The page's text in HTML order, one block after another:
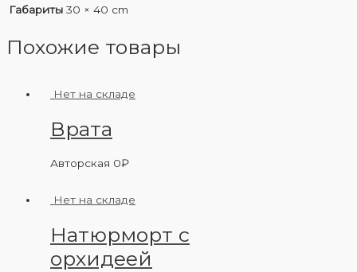
Габариты 30 × 40 cm
Похожие товары
Нет на складе
Врата
Авторская 0₽
Нет на складе
Натюрморт с
орхидеей